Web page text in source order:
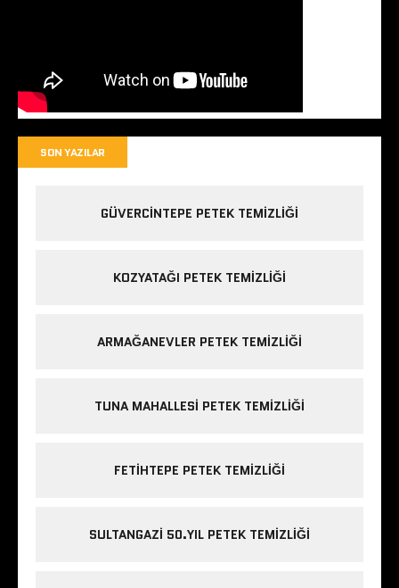
SON YAZILAR
GÜVERCINTEPE PETEK TEMIZLIĞI
KOZYATAĞI PETEK TEMIZLIĞI
ARMAĞANEVLER PETEK TEMIZLIĞI
TUNA MAHALLESI PETEK TEMIZLIĞI
FETIHTEPE PETEK TEMIZLIĞI
SULTANGAZI 50.YIL PETEK TEMIZLIĞI